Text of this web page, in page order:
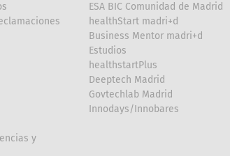
y
ESA BIC Comunidad de Madrid
healthStart madri+d
Business Mentor madri+d
Estudios
healthstartPlus
Deeptech Madrid
Govtechlab Madrid
Innodays/Innobares